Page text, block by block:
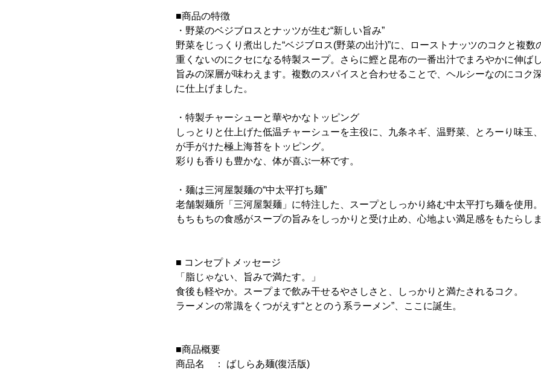
■商品の特徴
・野菜のベジブロスとナッツが生む“新しい旨み”
野菜をじっくり煮出した“ベジブロス(野菜の出汁)”に、ローストナッツのコクと複数
重くないのにクセになる特製スープ。さらに鰹と昆布の一番出汁でまろやかに伸ば
旨みの深層が味わえます。複数のスパイスと合わせることで、ヘルシーなのにコク
に仕上げました。
・特製チャーシューと華やかなトッピング
しっとりと仕上げた低温チャーシューを主役に、九条ネギ、温野菜、とろーり味玉
が手がけた極上海苔をトッピング。
彩りも香りも豊かな、体が喜ぶ一杯です。
・麺は三河屋製麺の“中太平打ち麺”
老舗製麺所「三河屋製麺」に特注した、スープとしっかり絡む中太平打ち麺を使用。
もちもちの食感がスープの旨みをしっかりと受け止め、心地よい満足感をもたらしま
■ コンセプトメッセージ
「脂じゃない、旨みで満たす。」
食後も軽やか。スープまで飲み干せるやさしさと、しっかりと満たされるコク。
ラーメンの常識をくつがえす“ととのう系ラーメン”、ここに誕生。
■商品概要
商品名 ： ばしらあ麺(復活版)